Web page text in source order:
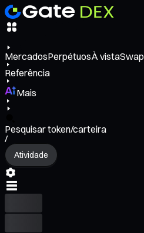
MercadosPerpétuosÀ vistaSwap
Referência
Mais
Pesquisar token/carteira
/
Atividade